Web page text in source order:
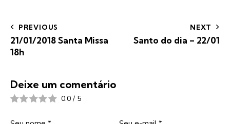
PREVIOUS
21/01/2018 Santa Missa
18h
NEXT
Santo do dia – 22/01
Deixe um comentário
0.0 / 5